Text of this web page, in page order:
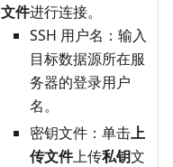
文件进行连接。
SSH 用户名：输入
目标数据源所在服
务器的登录用户
名。
密钥文件：单击上
传文件上传私钥文